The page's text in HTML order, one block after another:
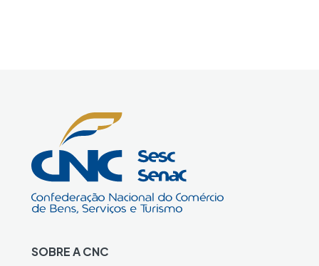
SOBRE A CNC